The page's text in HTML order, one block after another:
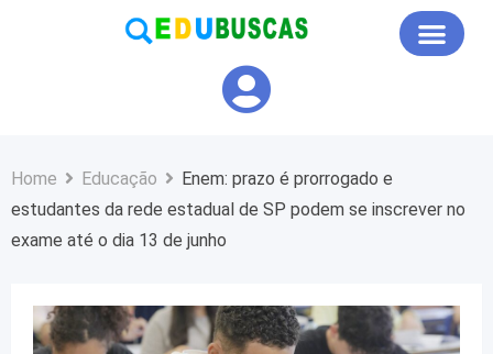
Home Educação
Enem: prazo é prorrogado e
estudantes da rede estadual de SP podem se inscrever no
exame até o dia 13 de junho